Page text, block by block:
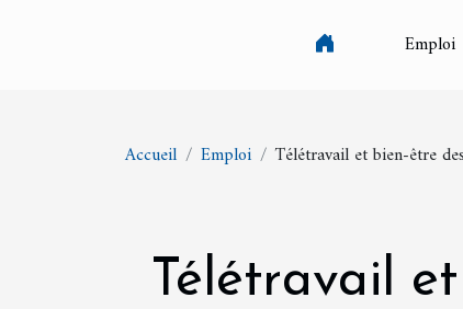
Emploi
Accueil Emploi Télétravail et bien-être
Télétravail